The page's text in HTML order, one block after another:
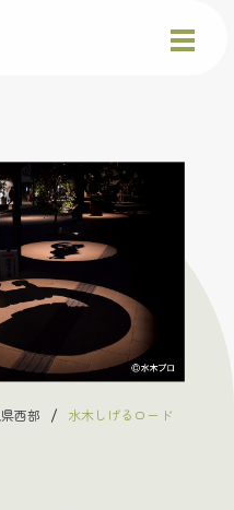
西部 水木しげるロード